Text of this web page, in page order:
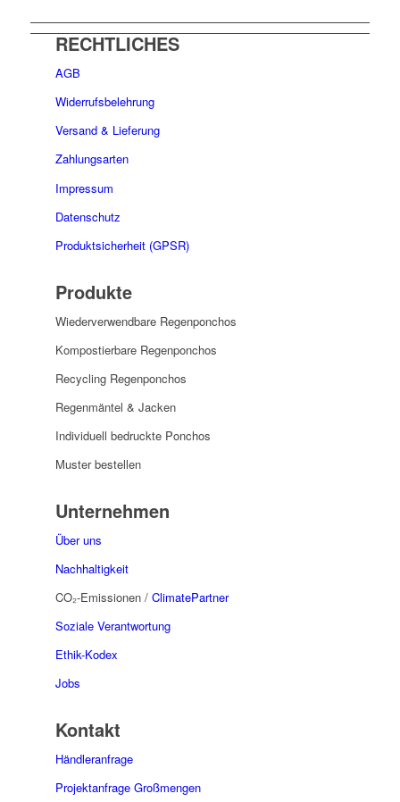
RECHTLICHES
AGB
Widerrufsbelehrung
Versand & Lieferung
Zahlungsarten
Impressum
Datenschutz
Produktsicherheit (GPSR)
Produkte
Wiederverwendbare Regenponchos
Kompostierbare Regenponchos
Recycling Regenponchos
Regenmäntel & Jacken
Individuell bedruckte Ponchos
Muster bestellen
Unternehmen
Über uns
Nachhaltigkeit
CO₂-Emissionen /ClimatePartner
Soziale Verantwortung
Ethik-Kodex
Jobs
Kontakt
Händleranfrage
Projektanfrage Großmengen